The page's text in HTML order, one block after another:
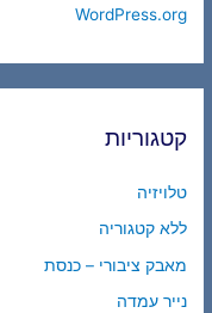
WordPress.org
קטגוריות
טלויזיה
ללא קטגוריה
מאבק ציבורי – כנסת
נייר עמדה